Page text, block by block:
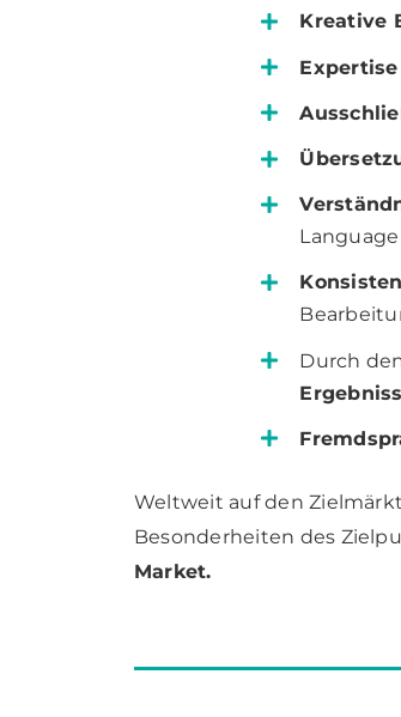
Kreative
Language
Durch
Weltweit auf den
Besonderheiten des
Market.